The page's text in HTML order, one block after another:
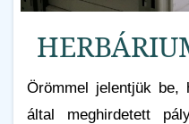
Örömmel jelentjük be,
által meghirdetett